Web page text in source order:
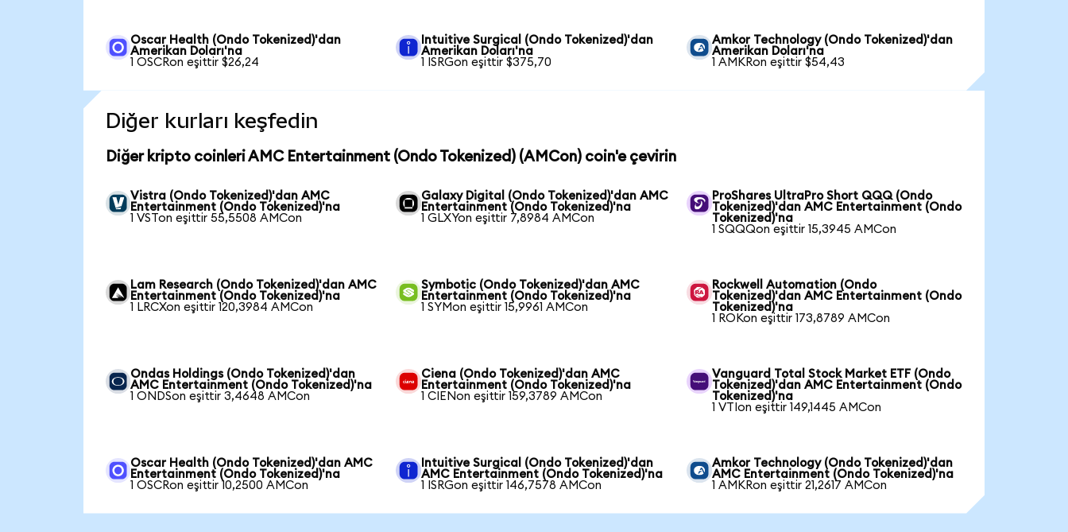
Oscar Health (Ondo Tokenized)'dan
Amerikan Doları'na
1 OSCRon eşittir $26,24
Intuitive Surgical (Ondo Tokenized)'dan
Amerikan Doları'na
1 ISRGon eşittir $375,70
Amkor Technology (Ondo Tokenized)'dan
Amerikan Doları'na
1 AMKRon eşittir $54,43
Diğer kurları keşfedin
Diğer kripto coinleri AMC Entertainment (Ondo Tokenized) (AMCon) coin'e çevirin
Vistra (Ondo Tokenized)'dan AMC
Entertainment (Ondo Tokenized)'na
1 VSTon eşittir 55,5508 AMCon
Galaxy Digital (Ondo Tokenized)'dan AMC
Entertainment (Ondo Tokenized)'na
1 GLXYon eşittir 7,8984 AMCon
ProShares UltraPro Short QQQ (Ondo
Tokenized)'dan AMC Entertainment (Ondo
Tokenized)'na
1 SQQQon eşittir 15,3945 AMCon
Lam Research (Ondo Tokenized)'dan AMC
Entertainment (Ondo Tokenized)'na
1 LRCXon eşittir 120,3984 AMCon
Symbotic (Ondo Tokenized)'dan AMC
Entertainment (Ondo Tokenized)'na
1 SYMon eşittir 15,9961 AMCon
Rockwell Automation (Ondo
Tokenized)'dan AMC Entertainment (Ondo
Tokenized)'na
1 ROKon eşittir 173,8789 AMCon
Ondas Holdings (Ondo Tokenized)'dan
AMC Entertainment (Ondo Tokenized)'na
1 ONDSon eşittir 3,4648 AMCon
Ciena (Ondo Tokenized)'dan AMC
Entertainment (Ondo Tokenized)'na
1 CIENon eşittir 159,3789 AMCon
Vanguard Total Stock Market ETF (Ondo
Tokenized)'dan AMC Entertainment (Ondo
Tokenized)'na
1 VTIon eşittir 149,1445 AMCon
Oscar Health (Ondo Tokenized)'dan AMC
Entertainment (Ondo Tokenized)'na
1 OSCRon eşittir 10,2500 AMCon
Intuitive Surgical (Ondo Tokenized)'dan
AMC Entertainment (Ondo Tokenized)'na
1 ISRGon eşittir 146,7578 AMCon
Amkor Technology (Ondo Tokenized)'dan
AMC Entertainment (Ondo Tokenized)'na
1 AMKRon eşittir 21,2617 AMCon